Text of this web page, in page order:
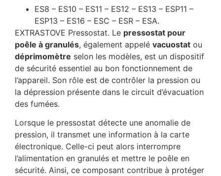
ES8 – ES10 – ES11 – ES12 – ES13 – ESP11 –
ESP13 – ES16 – ESC – ESR – ESA.
EXTRASTOVE Pressostat. Le pressostat pour
poêle à granulés, également appelé vacuostat ou
déprimomètre selon les modèles, est un dispositif
de sécurité essentiel au bon fonctionnement de
l’appareil. Son rôle est de contrôler la pression ou
la dépression présente dans le circuit d’évacuation
des fumées.
Lorsque le pressostat détecte une anomalie de
pression, il transmet une information à la carte
électronique. Celle-ci peut alors interrompre
l’alimentation en granulés et mettre le poêle en
sécurité. Ainsi, ce composant contribue à protéger